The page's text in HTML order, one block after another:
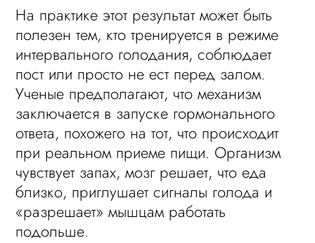
На практике этот результат может быть
полезен тем, кто тренируется в режиме
интервального голодания, соблюдает
пост или просто не ест перед залом.
Ученые предполагают, что механизм
заключается в запуске гормонального
ответа, похожего на тот, что происходит
при реальном приеме пищи. Организм
чувствует запах, мозг решает, что еда
близко, приглушает сигналы голода и
«разрешает» мышцам работать
подольше.